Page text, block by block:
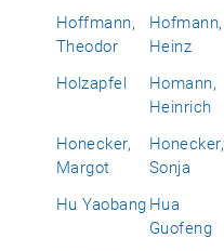
Hoffmann,
Theodor
Hofmann,
Heinz
Holzapfel
Homann,
Heinrich
Honecker,
Margot
Honecker,
Sonja
Hu Yaobang Hua
Guofeng